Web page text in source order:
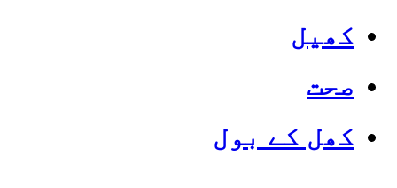
کھیل
صحت
کھل کے بول